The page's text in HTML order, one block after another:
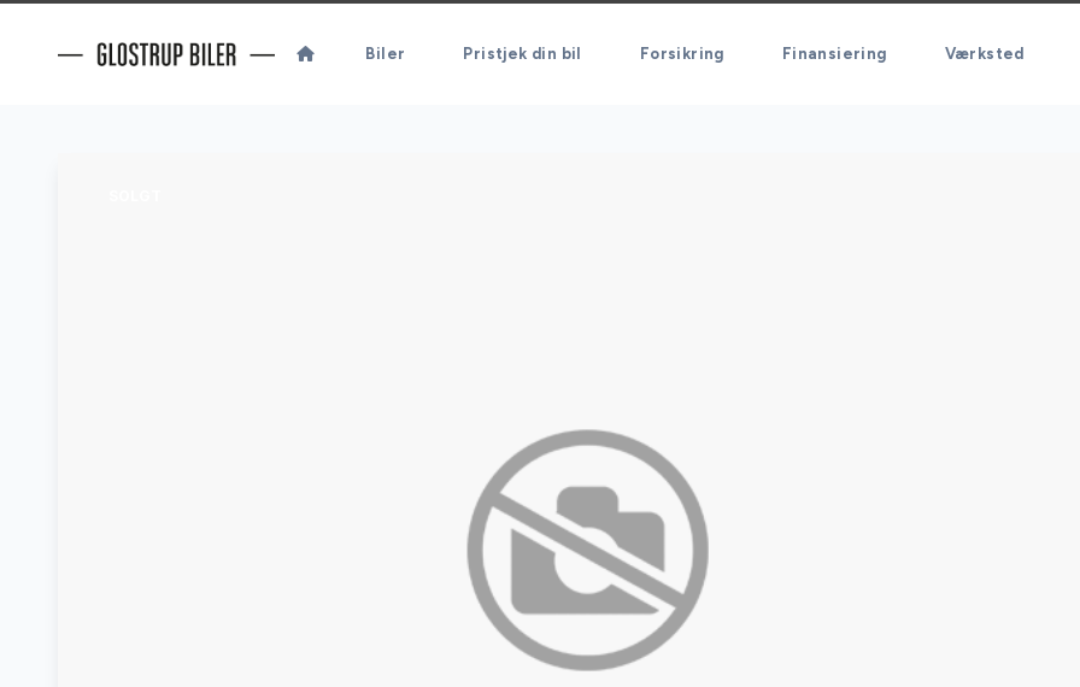
Biler Pristjek din bil Forsikring Finansiering Værksted